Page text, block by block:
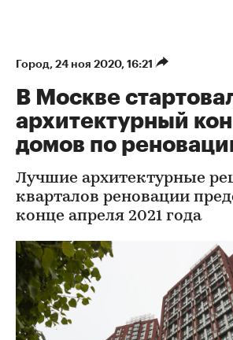
Город⁠, 24 ноя 2020, 16:21
В Москве
архитектурный
домов по
Лучшие архитектурные
кварталов реновации
конце апреля 2021 года